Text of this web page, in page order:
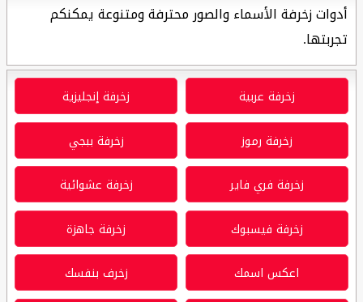
أدوات زخرفة الأسماء والصور محترفة ومتنوعة يمكنكم
تجربتها.
زخرفة عربية زخرفة إنجليزية
زخرفة رموز زخرفة ببجي
زخرفة فري فاير زخرفة عشوائية
زخرفة فيسبوك زخرفة جاهزة
اعكس اسمك زخرف بنفسك